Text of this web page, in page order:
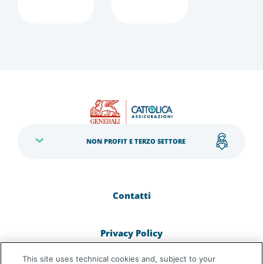
NON PROFIT E TERZO SETTORE
Contatti
Privacy Policy
This site uses technical cookies and, subject to your